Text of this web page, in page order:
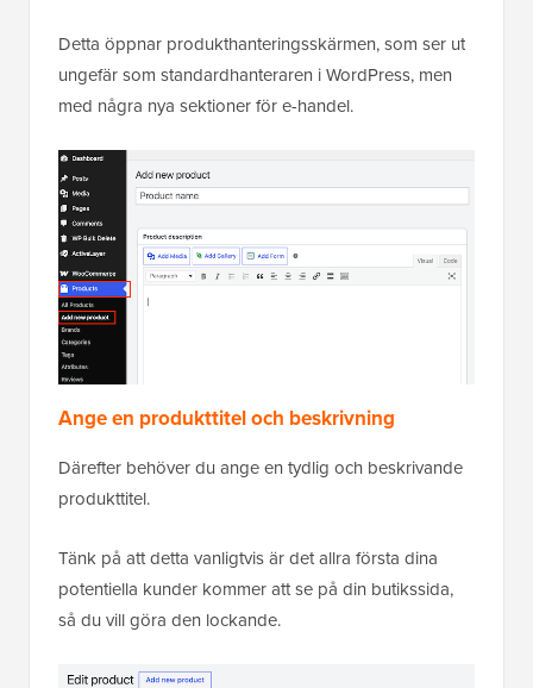
Detta öppnar produkthanteringsskärmen, som ser ut
ungefär som standardhanteraren i WordPress, men
med några nya sektioner för e-handel.
Ange en produkttitel och beskrivning
Därefter behöver du ange en tydlig och beskrivande
produkttitel.
Tänk på att detta vanligtvis är det allra första dina
potentiella kunder kommer att se på din butikssida,
så du vill göra den lockande.